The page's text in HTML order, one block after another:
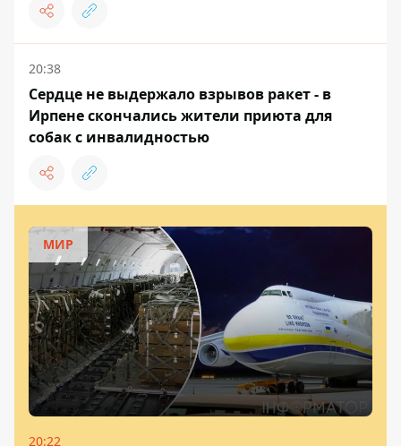
20:38
Сердце не выдержало взрывов ракет - в
Ирпене скончались жители приюта для
собак с инвалидностью
МИР
20:22